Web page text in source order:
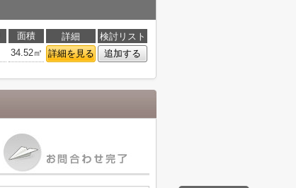
面積 詳細
検討リスト
34.52㎡ 詳細を見る 追加する